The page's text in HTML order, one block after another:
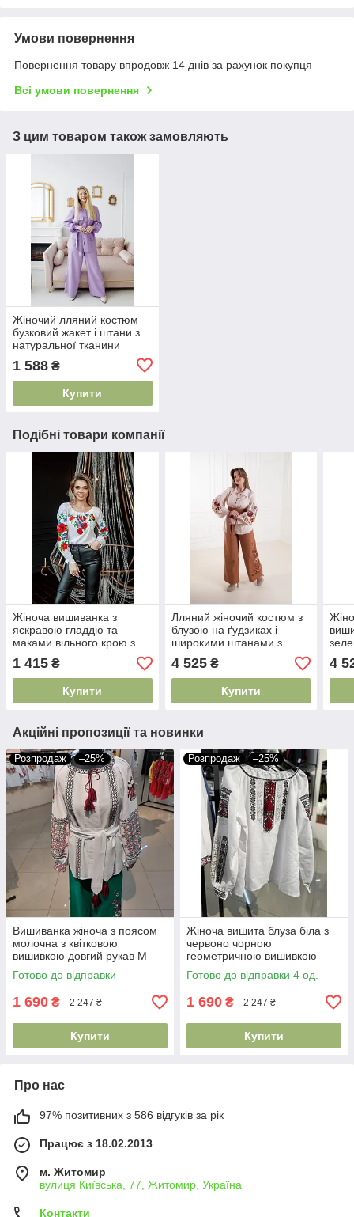
Умови повернення
Повернення товару впродовж 14 днів за рахунок покупця
Всі умови повернення
З цим товаром також замовляють
Жіночий лляний костюм
бузковий жакет і штани з
натуральної тканини
повсякденних образів S–
XL
1 588 ₴
Купити
Подібні товари компанії
Жіноча вишиванка з
яскравою гладдю та
маками вільного крою з
довгим рукавом біла льон
віскоза
1 415 ₴
Купити
Лляний жіночий костюм з
блузою на ґудзиках і
широкими штанами з
вишивкою гладдю
природні відтінки S–XL
4 525₴
Купити
4
Акційні пропозиції та новинки
Розпродаж –25%
Вишиванка жіноча з поясом
молочна з квітковою
вишивкою довгий рукав M
2XL
Готово до відправки
1 690 ₴ 2 247 ₴
Купити
Розпродаж –25%
Жіноча вишита блуза біла з
червоно чорною
геометричною вишивкою
довгий рукав S–2XL
Готово до відправки 4 од.
1 690 ₴ 2 247 ₴
Купити
Про нас
97% позитивних з 586 відгуків за рік
Працює з 18.02.2013
м. Житомир
вулиця Київська, 77, Житомир, Україна
Контакти